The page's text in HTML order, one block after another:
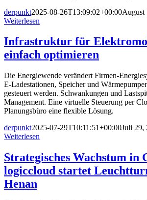
derpunkt2025-08-26T13:09:02+00:00August
Weiterlesen
Infrastruktur für
einfach optimieren
Die Energiewende verändert Firmen-
E-Ladestationen, Speicher und
gesteuert werden. Schwankungen und
Management. Eine virtuelle Steuerung per
Planungsbüro eine flexible Lösung.
derpunkt2025-07-29T10:11:51+00:00Juli 29,
Weiterlesen
Strategisches Wachstum in
logiccloud startet
Henan